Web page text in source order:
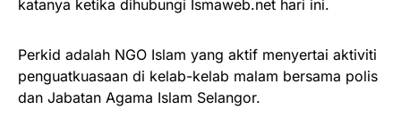
katanya ketika dihubungi Ismaweb.net hari ini.
Perkid adalah NGO Islam yang aktif menyertai aktiviti
penguatkuasaan di kelab-kelab malam bersama polis
dan Jabatan Agama Islam Selangor.